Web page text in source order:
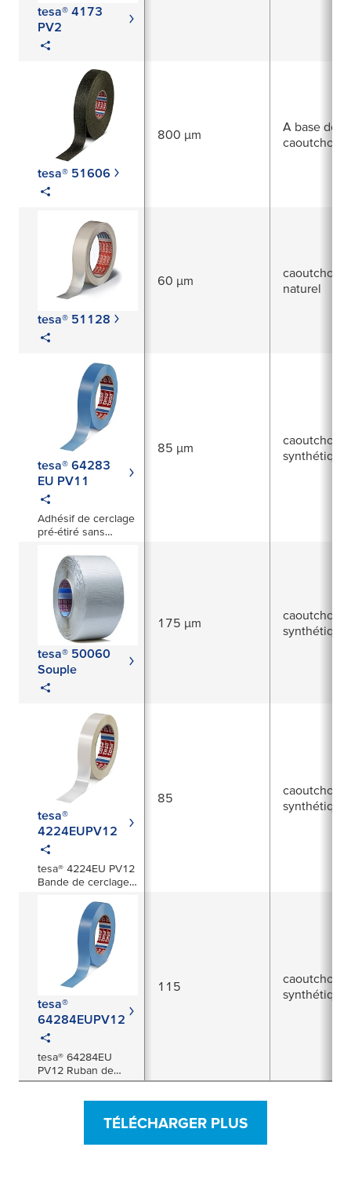
tesa® 4173
PV2
tesa® 51606
800 µm
A base de
caoutchouc
tesa® 51128
60 µm
caoutchouc
naturel
tesa® 64283
EU PV11
Adhésif de cerclage
pré-étiré sans
85 µm
caoutchouc
synthétique
tesa® 50060
Souple
175 µm
caoutchouc
synthétique
tesa®
4224EUPV12
tesa® 4224EU PV12
Bande de cerclage
85
caoutchouc
synthétique
tesa®
64284EUPV12
tesa® 64284EU
PV12 Ruban de
cerclage standard
115
caoutchouc
synthétique
TÉLÉCHARGER PLUS